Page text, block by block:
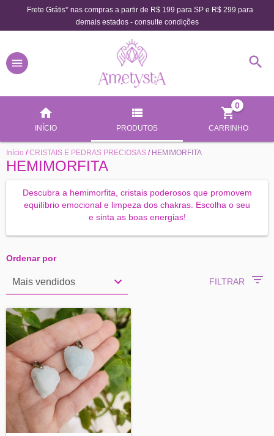
Frete Grátis* nas compras a partir de R$ 199 para SP e R$ 299 para
demais estados - consulte condições
INÍCIO PRODUTOS CARRINHO
0
Início / CRISTAIS E PEDRAS PRECIOSAS / HEMIMORFITA
HEMIMORFITA
Descubra a hemimorfita, cristais poderosos que promovem
equilíbrio emocional e limpeza dos chakras. Escolha o seu
e sinta as boas energias!
Ordenar por
FILTRAR